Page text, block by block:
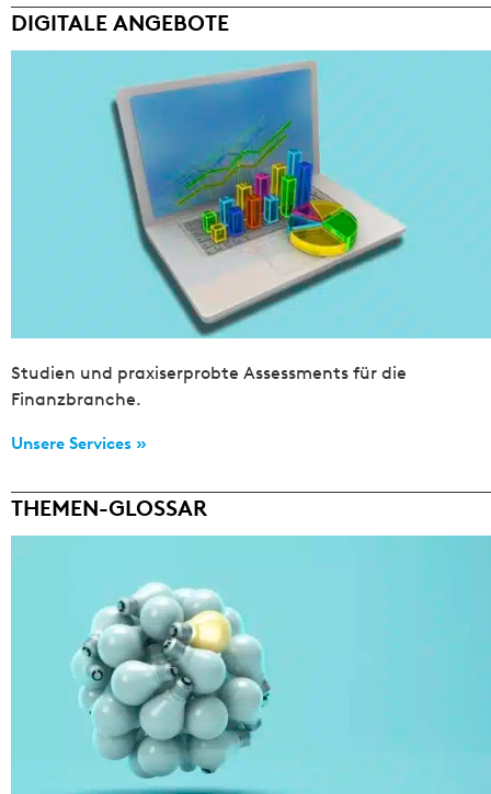
DIGITALE ANGEBOTE
Studien und praxiserprobte Assessments für die
Finanzbranche.
Unsere Services »
THEMEN-GLOSSAR